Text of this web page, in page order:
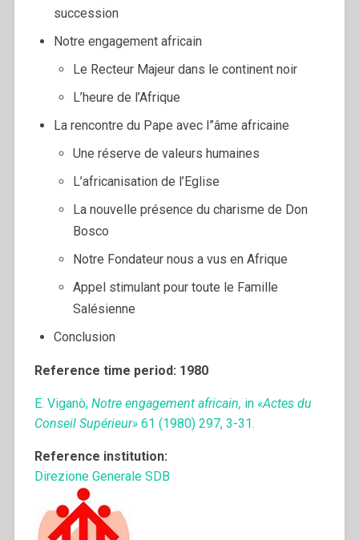
succession
Notre engagement africain
Le Recteur Majeur dans le continent noir
L’heure de l’Afrique
La rencontre du Pape avec l”âme africaine
Une réserve de valeurs humaines
L’africanisation de l’Eglise
La nouvelle présence du charisme de Don
Bosco
Notre Fondateur nous a vus en Afrique
Appel stimulant pour toute le Famille
Salésienne
Conclusion
Reference time period: 1980
E. Viganò, Notre engagement africain, in «Actes du
Conseil Supérieur» 61 (1980) 297, 3-31.
Reference institution:
Direzione Generale SDB